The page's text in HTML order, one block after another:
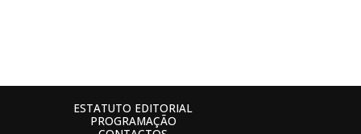
ESTATUTO EDITORIAL
PROGRAMAÇÃO